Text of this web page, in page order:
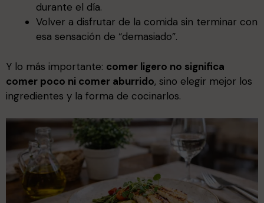
durante el día.
Volver a disfrutar de la comida sin terminar con
esa sensación de “demasiado”.
Y lo más importante: comer ligero no significa
comer poco ni comer aburrido, sino elegir mejor los
ingredientes y la forma de cocinarlos.